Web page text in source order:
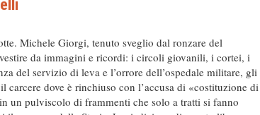
Michele Giorgi, tenuto sveglio dal ronzare del
da immagini e ricordi: i circoli giovanili, i cortei, i
del servizio di leva e l’orrore dell’ospedale militare, gli
carcere dove è rinchiuso con l’accusa di «costituzione di
un pulviscolo di frammenti che solo a tratti si fanno